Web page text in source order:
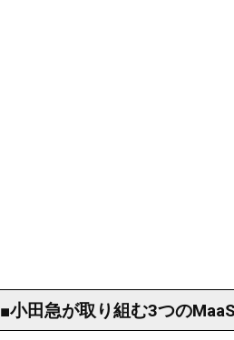
■小田急が取り組む3つの